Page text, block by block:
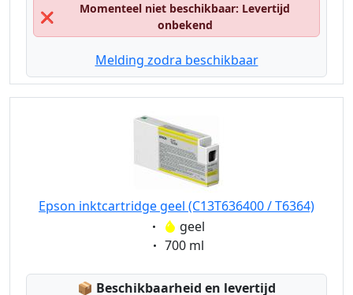
❌
Momenteel niet beschikbaar: Levertijd
onbekend
Melding zodra beschikbaar
Epson inktcartridge geel (C13T636400 / T6364)
Eigenschaft:
geel
Eigenschaft:
700 ml
📦 Lagerstatus:
Beschikbaarheid en levertijd